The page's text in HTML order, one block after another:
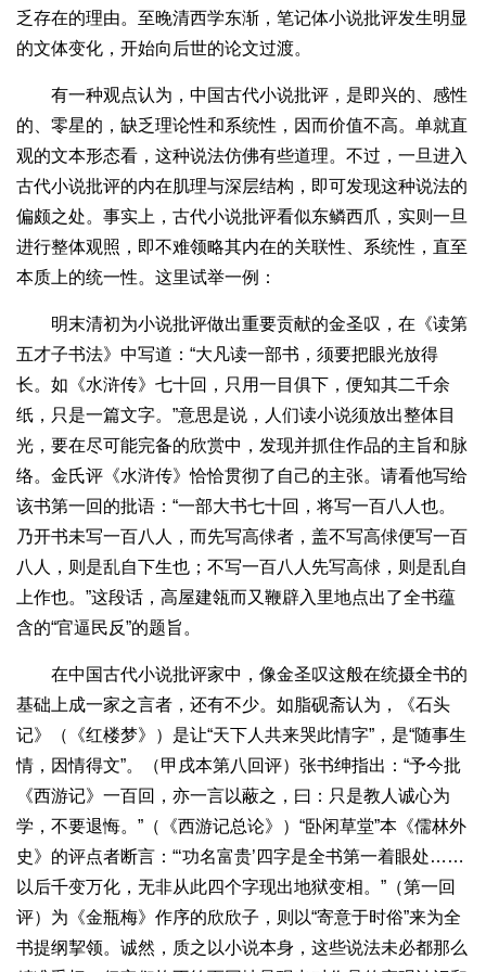
乏存在的理由。至晚清西学东渐，笔记体小说批评发生明显
的文体变化，开始向后世的论文过渡。
有一种观点认为，中国古代小说批评，是即兴的、感性
的、零星的，缺乏理论性和系统性，因而价值不高。单就直
观的文本形态看，这种说法仿佛有些道理。不过，一旦进入
古代小说批评的内在肌理与深层结构，即可发现这种说法的
偏颇之处。事实上，古代小说批评看似东鳞西爪，实则一旦
进行整体观照，即不难领略其内在的关联性、系统性，直至
本质上的统一性。这里试举一例：
明末清初为小说批评做出重要贡献的金圣叹，在《读第
五才子书法》中写道：“大凡读一部书，须要把眼光放得
长。如《水浒传》七十回，只用一目俱下，便知其二千余
纸，只是一篇文字。”意思是说，人们读小说须放出整体目
光，要在尽可能完备的欣赏中，发现并抓住作品的主旨和脉
络。金氏评《水浒传》恰恰贯彻了自己的主张。请看他写给
该书第一回的批语：“一部大书七十回，将写一百八人也。
乃开书未写一百八人，而先写高俅者，盖不写高俅便写一百
八人，则是乱自下生也；不写一百八人先写高俅，则是乱自
上作也。”这段话，高屋建瓴而又鞭辟入里地点出了全书蕴
含的“官逼民反”的题旨。
在中国古代小说批评家中，像金圣叹这般在统摄全书的
基础上成一家之言者，还有不少。如脂砚斋认为，《石头
记》（《红楼梦》）是让“天下人共来哭此情字”，是“随事生
情，因情得文”。（甲戌本第八回评）张书绅指出：“予今批
《西游记》一百回，亦一言以蔽之，曰：只是教人诚心为
学，不要退悔。”（《西游记总论》）“卧闲草堂”本《儒林外
史》的评点者断言：“‘功名富贵’四字是全书第一着眼处……
以后千变万化，无非从此四个字现出地狱变相。”（第一回
评）为《金瓶梅》作序的欣欣子，则以“寄意于时俗”来为全
书提纲挈领。诚然，质之以小说本身，这些说法未必都那么